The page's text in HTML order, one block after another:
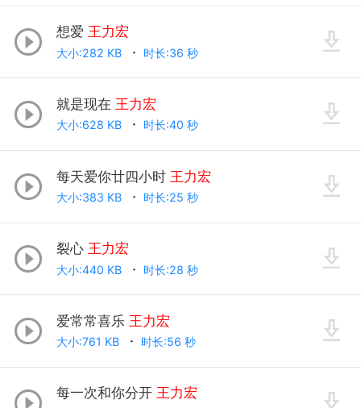
想爱 王力宏
大小:282 KB 时长:36 秒
就是现在 王力宏
大小:628 KB 时长:40 秒
每天爱你廿四小时 王力宏
大小:383 KB 时长:25 秒
裂心 王力宏
大小:440 KB 时长:28 秒
爱常常喜乐 王力宏
大小:761 KB 时长:56 秒
每一次和你分开 王力宏